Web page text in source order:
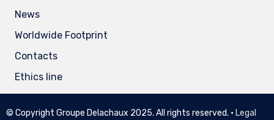
News
Worldwide Footprint
Contacts
Ethics line
© Copyright Groupe Delachaux 2025. All rights reserved. • Legal